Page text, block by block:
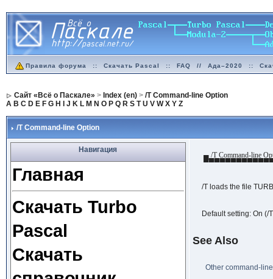
Правила форума :: Скачать Pascal :: FAQ // Ада–2020 ::
Сайт «Всё о Паскале» > Index (en)> /T Command-line Option
A B C D E F G H J K L M N O P Q R S T U V W X Y Z
/T Command-line Option
Навигация
Главная
Скачать Turbo
Pascal
Скачать
▄ /T Command-line
/T loads the file
Default setting: On (/
See Also
Other command-